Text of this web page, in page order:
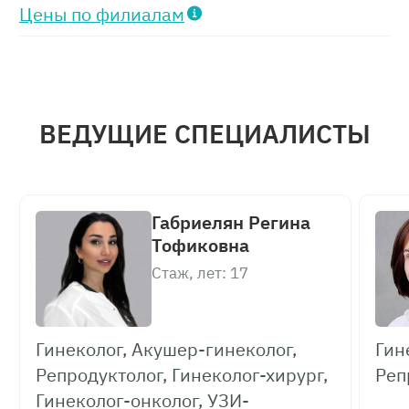
1 этап. Подготовительный этап к
Криоконсервированные ооциты (8
донорских ооцитов) – 199 200 р.
Транспортировка – 24 200 р.
Стоимость манипуляции – 223 400 р.
2 этап. Лабораторная эмбриология:
Цены по филиалам
ВЕДУЩИЕ СПЕЦИАЛИСТЫ
Габриелян Регина
Тофиковна
Стаж, лет: 17
Гинеколог, Акушер-гинеколог,
Репродуктолог, Гинеколог-хирург,
Гинеколог-онколог, УЗИ-